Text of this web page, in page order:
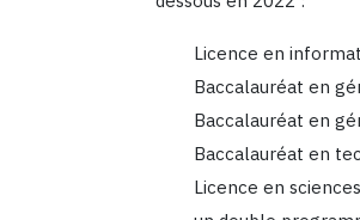
Licence en
Baccalauréat en
Baccalauréat en
Baccalauréat en
Licence en